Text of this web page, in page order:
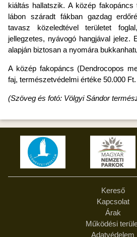
kiáltás hallatszik. A közép fakopáncs
lábon száradt fákban gazdag
tavasz közeledtével területet
jellegzetes, nyávogó hangjával jelez.
alapján biztosan a nyomára
A közép fakopáncs (Dendrocopos
faj, természetvédelmi értéke 50.000 Ft.
(Szöveg és fotó: Völgyi Sándor
Kereső
Kapcsolat
Árak
Működési
Adatvédelem